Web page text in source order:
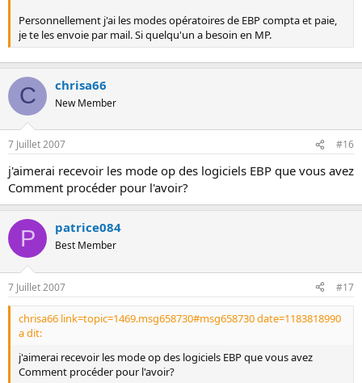
Personnellement j'ai les modes opératoires de EBP compta et paie,
je te les envoie par mail. Si quelqu'un a besoin en MP.
C chrisa66
New Member
7 Juillet 2007 #16
j'aimerai recevoir les mode op des logiciels EBP que vous avez
Comment procéder pour l'avoir?
P patrice084
Best Member
7 Juillet 2007 #17
chrisa66 link=topic=1469.msg658730#msg658730 date=1183818990
a dit:
j'aimerai recevoir les mode op des logiciels EBP que vous avez
Comment procéder pour l'avoir?